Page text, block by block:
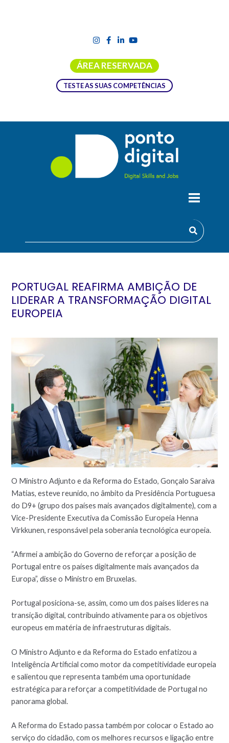
ÁREA RESERVADA
TESTE AS SUAS COMPETÊNCIAS
PORTUGAL REAFIRMA AMBIÇÃO DE
LIDERAR A TRANSFORMAÇÃO DIGITAL
EUROPEIA
O Ministro Adjunto e da Reforma do Estado, Gonçalo Saraiva
Matias, esteve reunido, no âmbito da Presidência Portuguesa
do D9+ (grupo dos países mais avançados digitalmente), com a
Vice-Presidente Executiva da Comissão Europeia Henna
Virkkunen, responsável pela soberania tecnológica europeia.
“Afirmei a ambição do Governo de reforçar a posição de
Portugal entre os países digitalmente mais avançados da
Europa”, disse o Ministro em Bruxelas.
Portugal posiciona-se, assim, como um dos países líderes na
transição digital, contribuindo ativamente para os objetivos
europeus em matéria de infraestruturas digitais.
O Ministro Adjunto e da Reforma do Estado enfatizou a
Inteligência Artificial como motor da competitividade europeia
e salientou que representa também uma oportunidade
estratégica para reforçar a competitividade de Portugal no
panorama global.
A Reforma do Estado passa também por colocar o Estado ao
serviço do cidadão, com os melhores recursos e ligação entre